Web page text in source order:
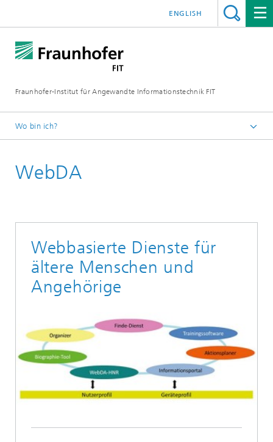
Fraunhofer-Institut für Angewandte Informationstechnik FIT
ENGLISH
Wo bin ich?
Geschäftsfelder
WebDA
Webbasierte Dienste für
ältere Menschen und
Angehörige